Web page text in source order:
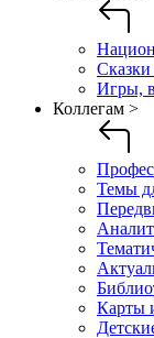
Сказки
Игры,
Коллегам >
Темы
Карты